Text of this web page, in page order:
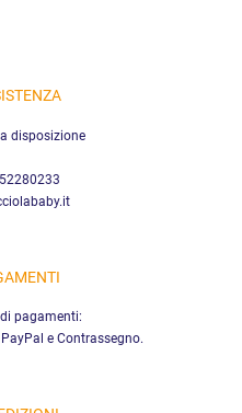
disposizione
pagamenti:
e Contrassegno.